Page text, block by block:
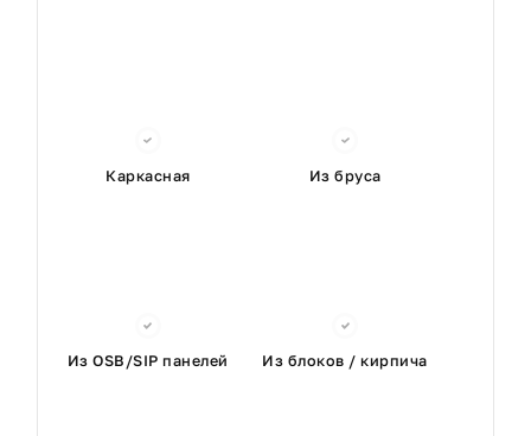
Каркасная Из бруса
Из OSB/SIP панелей Из блоков / кирпича